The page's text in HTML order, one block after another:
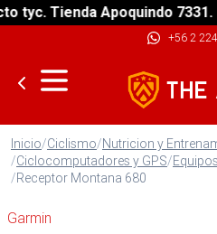
tyc. Tienda Apoquindo 7331.
+56 2
Inicio/Ciclismo/Nutricion y
/Ciclocomputadores y GPS/
/Receptor Montana 680
Garmin